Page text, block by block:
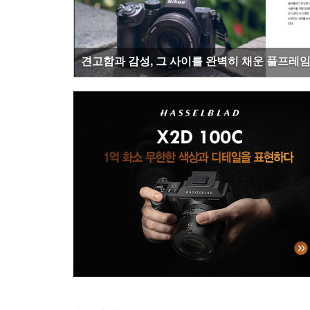
탁월한 성능과 세련된 디자인이 결합된 혁신의